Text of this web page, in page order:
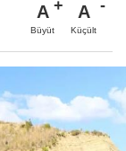
A
Büyüt
A
Küçült